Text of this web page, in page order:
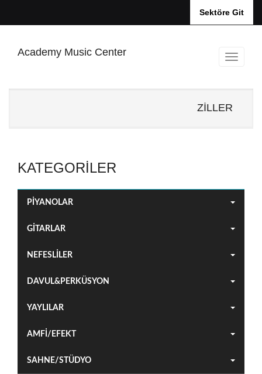
Sektöre Git
Academy Music Center
ZİLLER
KATEGORILER
PİYANOLAR
GİTARLAR
NEFESLİLER
DAVUL&PERKÜSYON
YAYLILAR
AMFİ/EFEKT
SAHNE/STÜDYO